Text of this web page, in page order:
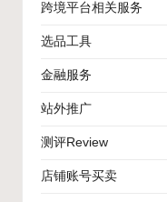
跨境平台相关服务
选品工具
金融服务
站外推广
测评Review
店铺账号买卖